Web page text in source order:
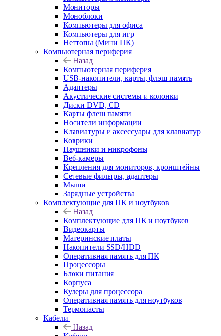
Мониторы
Моноблоки
Компьютеры для офиса
Компьютеры для игр
Неттопы (Мини ПК)
Компьютерная периферия
Назад
Компьютерная периферия
USB-накопители, карты, флэш память
Адаптеры
Акустические системы и колонки
Диски DVD, CD
Карты флеш памяти
Носители информации
Клавиатуры и аксессуары для клавиатур
Коврики
Наушники и микрофоны
Веб-камеры
Крепления для мониторов, кронштейны
Сетевые фильтры, адаптеры
Мыши
Зарядные устройства
Комплектующие для ПК и ноутбуков
Назад
Комплектующие для ПК и ноутбуков
Видеокарты
Материнские платы
Накопители SSD/HDD
Оперативная память для ПК
Процессоры
Блоки питания
Корпуса
Кулеры для процессора
Оперативная память для ноутбуков
Термопасты
Кабели
Назад